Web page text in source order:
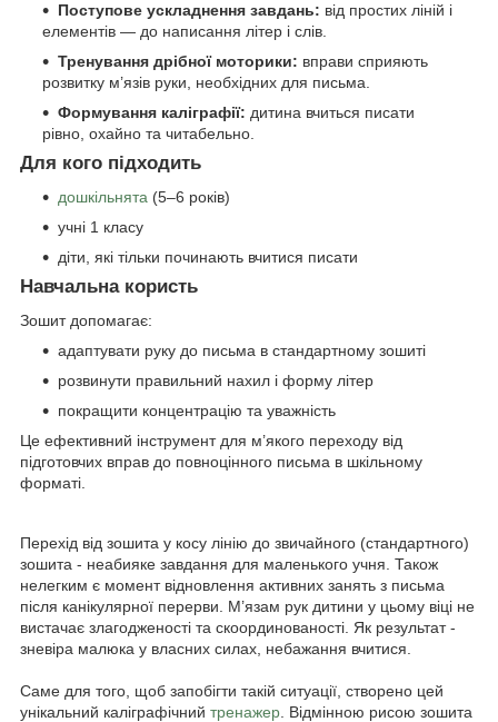
Поступове ускладнення завдань: від простих ліній і
елементів — до написання літер і слів.
Тренування дрібної моторики: вправи сприяють
розвитку м’язів руки, необхідних для письма.
Формування каліграфії: дитина вчиться писати
рівно, охайно та читабельно.
Для кого підходить
дошкільнята (5–6 років)
учні 1 класу
діти, які тільки починають вчитися писати
Навчальна користь
Зошит допомагає:
адаптувати руку до письма в стандартному зошиті
розвинути правильний нахил і форму літер
покращити концентрацію та уважність
Це ефективний інструмент для м’якого переходу від
підготовчих вправ до повноцінного письма в шкільному
форматі.
Перехід від зошита у косу лінію до звичайного (стандартного)
зошита - неабияке завдання для маленького учня. Також
нелегким є момент відновлення активних занять з письма
після канікулярної перерви. М’язам рук дитини у цьому віці не
вистачає злагодженості та скоординованості. Як результат -
зневіра малюка у власних силах, небажання вчитися.
Саме для того, щоб запобігти такій ситуації, створено цей
унікальний каліграфічний тренажер . Відмінною рисою зошита